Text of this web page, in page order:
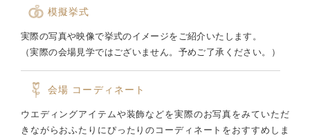
模擬挙式
実際の写真や映像で挙式のイメージをご紹介いたします。
（実際の会場見学ではございません。予めご了承ください。）
会場 コーディネート
ウエディングアイテムや装飾などを実際のお写真をみていただ
きながらおふたりにぴったりのコーディネートをおすすめしま